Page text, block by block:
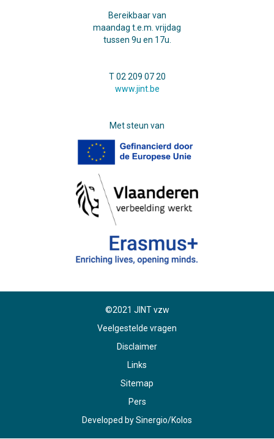
Bereikbaar van
maandag t.e.m. vrijdag
tussen 9u en 17u.
T 02 209 07 20
www.jint.be
Met steun van
©2021 JINT vzw
Veelgestelde vragen
Disclaimer
Links
Sitemap
Pers
Developed bySinergio/Kolos